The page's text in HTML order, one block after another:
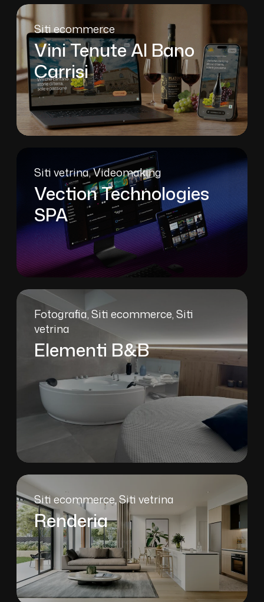
Siti ecommerce
Vini Tenute Al Bano
Carrisi
Siti vetrina Videomaking
Vection Technologies
SPA
Fotografia Siti ecommerce Siti
vetrina
Elementi B&B
Siti ecommerce Siti vetrina
Renderia